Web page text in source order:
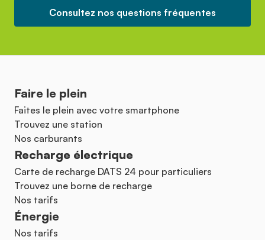
Consultez nos questions fréquentes
Faire le plein
Faites le plein avec votre smartphone
Trouvez une station
Nos carburants
Recharge électrique
Carte de recharge DATS 24 pour particuliers
Trouvez une borne de recharge
Nos tarifs
Énergie
Nos tarifs